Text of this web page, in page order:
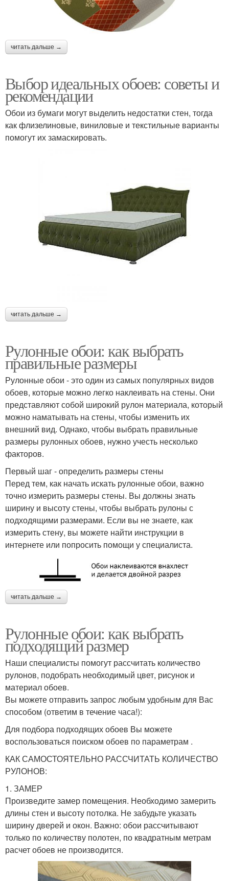
читать дальше →
Выбор идеальных обоев: советы и
рекомендации
Обои из бумаги могут выделить недостатки стен, тогда
как флизелиновые, виниловые и текстильные варианты
помогут их замаскировать.
читать дальше →
Рулонные обои: как выбрать
правильные размеры
Рулонные обои - это один из самых популярных видов
обоев, которые можно легко наклеивать на стены. Они
представляют собой широкий рулон материала, который
можно наматывать на стены, чтобы изменить их
внешний вид. Однако, чтобы выбрать правильные
размеры рулонных обоев, нужно учесть несколько
факторов.
Первый шаг - определить размеры стены
Перед тем, как начать искать рулонные обои, важно
точно измерить размеры стены. Вы должны знать
ширину и высоту стены, чтобы выбрать рулоны с
подходящими размерами. Если вы не знаете, как
измерить стену, вы можете найти инструкции в
интернете или попросить помощи у специалиста.
читать дальше →
Рулонные обои: как выбрать
подходящий размер
Наши специалисты помогут рассчитать количество
рулонов, подобрать необходимый цвет, рисунок и
материал обоев.
Вы можете отправить запрос любым удобным для Вас
способом (ответим в течение часа!):
Для подбора подходящих обоев Вы можете
воспользоваться поиском обоев по параметрам .
КАК САМОСТОЯТЕЛЬНО РАССЧИТАТЬ КОЛИЧЕСТВО
РУЛОНОВ:
1. ЗАМЕР
Произведите замер помещения. Необходимо замерить
длины стен и высоту потолка. Не забудьте указать
ширину дверей и окон. Важно: обои рассчитывают
только по количеству полотен, по квадратным метрам
расчет обоев не производится.